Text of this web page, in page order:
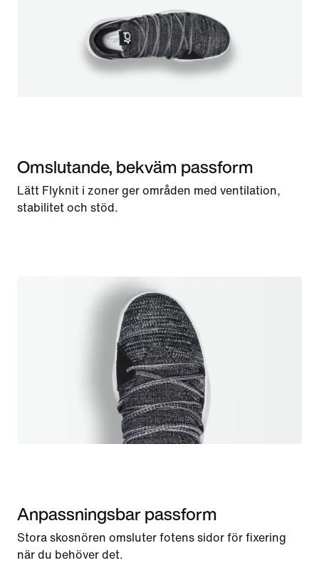
Omslutande, bekväm passform
Lätt Flyknit i zoner ger områden med ventilation,
stabilitet och stöd.
Anpassningsbar passform
Stora skosnören omsluter fotens sidor för fixering
när du behöver det.